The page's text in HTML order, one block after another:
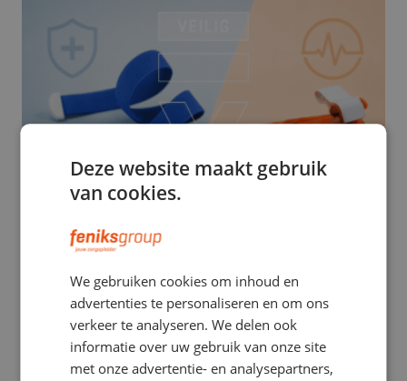
Stuwband versus tourniquet: een verwarrend
verschil met mogelijk ernstige gevolgen
Deze website maakt gebruik
van cookies.
We gebruiken cookies om inhoud en
advertenties te personaliseren en om ons
verkeer te analyseren. We delen ook
informatie over uw gebruik van onze site
met onze advertentie- en analysepartners,